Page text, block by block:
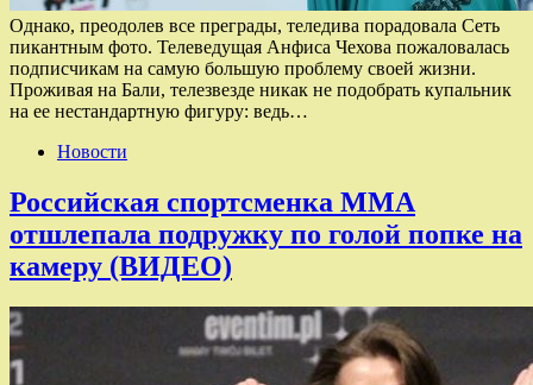
Однако, преодолев все преграды, теледива порадовала Сеть
пикантным фото. Телеведущая Анфиса Чехова пожаловалась
подписчикам на самую большую проблему своей жизни.
Проживая на Бали, телезвезде никак не подобрать купальник
на ее нестандартную фигуру: ведь…
Новости
Российская спортсменка MMA
отшлепала подружку по голой попке на
камеру (ВИДЕО)